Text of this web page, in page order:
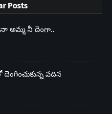
Posts
నా అమ్మ నీ దెంగా..
వదిన